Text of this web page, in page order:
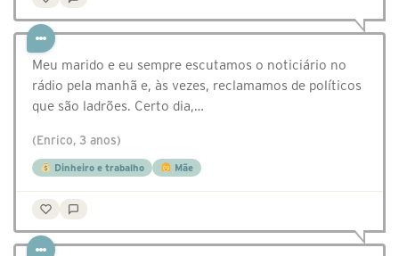
Meu marido e eu sempre escutamos o noticiário no
rádio pela manhã e, às vezes, reclamamos de políticos
que são ladrões. Certo dia,…
(Enrico, 3 anos)
Dinheiro e trabalho Mãe